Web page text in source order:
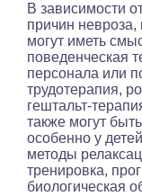
В зависимости
причин невроза,
могут иметь
поведенческая
персонала или
трудотерапия,
гештальт-
также могут
особенно у
методы
тренировка,
биологическая